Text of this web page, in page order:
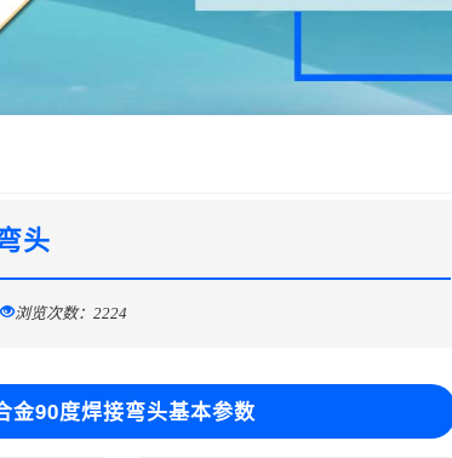
头
浏览次数：2224
金90度焊接弯头基本参数